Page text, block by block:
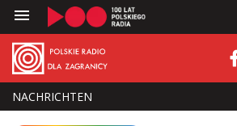
NACHRICHTEN